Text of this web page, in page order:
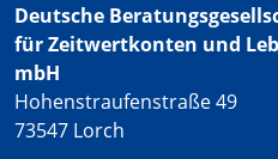
Deutsche
für Zeitwertkonten und
mbH
Hohenstraufenstraße 49
73547 Lorch